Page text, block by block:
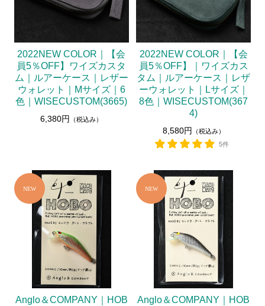
2022NEW COLOR｜【会
員5％OFF】ワイズカスタ
ム｜ルアーケース｜レザー
ウォレット｜Mサイズ｜6
色｜WISECUSTOM(3665)
6,380円 （税込み）
2022NEW COLOR｜【会
員5％OFF】｜ワイズカス
タム｜ルアーケース｜レザ
ーウォレット｜Lサイズ｜
8色｜WISECUSTOM(367
4)
8,580円
（税込み）
5件
Anglo＆COMPANY｜HOB
Anglo＆COMPANY｜HOB